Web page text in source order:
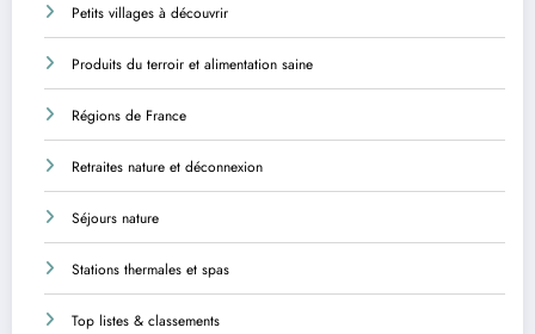
Petits villages à découvrir
Produits du terroir et alimentation saine
Régions de France
Retraites nature et déconnexion
Séjours nature
Stations thermales et spas
Top listes & classements